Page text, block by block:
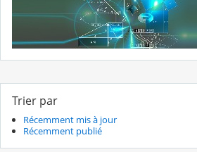
Trier par
Récemment mis à jour
Récemment publié